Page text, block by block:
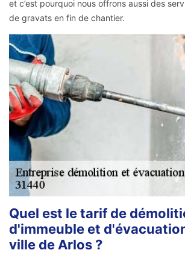
et c’est pourquoi nous offrons aussi des
de gravats en fin de chantier.
Quel est le tarif de
d'immeuble et
ville de Arlos ?